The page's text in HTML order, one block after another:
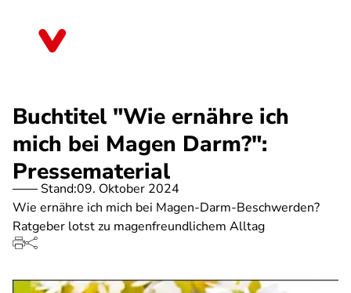
Buchtitel "Wie ernähre ich
mich bei Magen Darm?":
Pressematerial
Stand:09. Oktober 2024
Wie ernähre ich mich bei Magen-Darm-Beschwerden?
Ratgeber lotst zu magenfreundlichem Alltag